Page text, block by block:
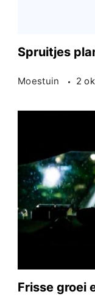
Spruitjes
Moestuin 2
Frisse groei